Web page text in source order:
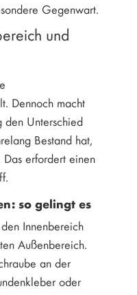
Gegenwart.
und
Dennoch macht
den Unterschied
Bestand hat,
erfordert einen
so gelingt es
Innenbereich
Außenbereich.
an der
oder